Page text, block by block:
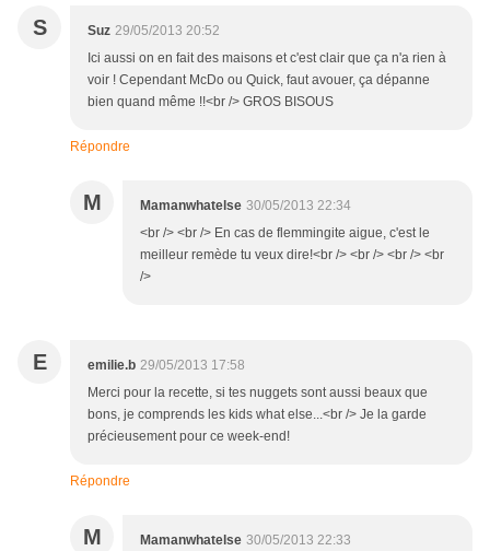
S Suz 29/05/2013 20:52
Ici aussi on en fait des maisons et c'est clair que ça n'a rien à
voir ! Cependant McDo ou Quick, faut avouer, ça dépanne
bien quand même !!<br /> GROS BISOUS
Répondre
M Mamanwhatelse 30/05/2013 22:34
<br /> <br /> En cas de flemmingite aigue, c'est le
meilleur remède tu veux dire!<br /> <br /> <br /> <br
/>
E emilie.b 29/05/2013 17:58
Merci pour la recette, si tes nuggets sont aussi beaux que
bons, je comprends les kids what else...<br /> Je la garde
précieusement pour ce week-end!
Répondre
M Mamanwhatelse 30/05/2013 22:33